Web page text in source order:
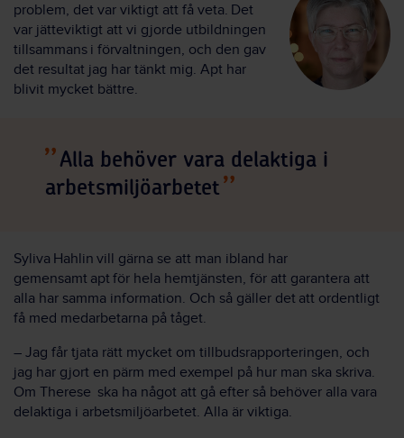
problem, det var viktigt att få veta. Det
var jätteviktigt att vi gjorde utbildningen
tillsammans i förvaltningen, och den gav
det resultat jag har tänkt mig. Apt har
blivit mycket bättre.
Alla behöver vara delaktiga i
arbetsmiljöarbetet
Syliva Hahlin vill gärna se att man ibland har
gemensamt apt för hela hemtjänsten, för att garantera att
alla har samma information. Och så gäller det att ordentligt
få med medarbetarna på tåget.
– Jag får tjata rätt mycket om tillbudsrapporteringen, och
jag har gjort en pärm med exempel på hur man ska skriva.
Om Therese ska ha något att gå efter så behöver alla vara
delaktiga i arbetsmiljöarbetet. Alla är viktiga.